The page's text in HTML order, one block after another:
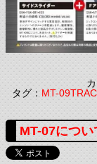
タグ：MT-
MT-07につ